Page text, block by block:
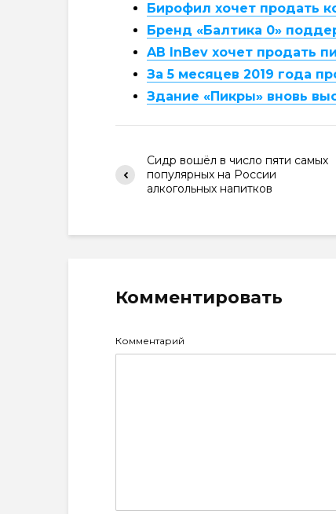
Бирофил хочет продать
Бренд «Балтика 0»
AB InBev хочет продать
За 5 месяцев 2019 года
Здание «Пикры» вновь
Сидр вошёл в число пяти самых
популярных на России
алкогольных напитков
Комментировать
Комментарий